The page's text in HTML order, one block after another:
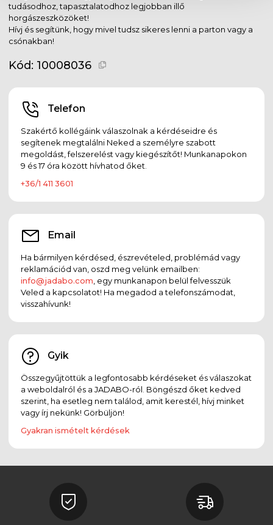
tudásodhoz, tapasztalatodhoz legjobban illő
horgászeszközöket!
Hívj és segítünk, hogy mivel tudsz sikeres lenni a parton vagy a
csónakban!
Kód: 10008036
Telefon
Szakértő kollégáink válaszolnak a kérdéseidre és
segítenek megtalálni Neked a személyre szabott
megoldást, felszerelést vagy kiegészítőt! Munkanapokon
9 és 17 óra között hívhatod őket.
+36/1 411 3601
Email
Ha bármilyen kérdésed, észrevételed, problémád vagy
reklamációd van, oszd meg velünk emailben:
info@jadabo.com , egy munkanapon belül felvesszük
Veled a kapcsolatot! Ha megadod a telefonszámodat,
visszahívunk!
Gyik
Összegyűjtöttük a legfontosabb kérdéseket és válaszokat
a weboldalról és a JADABO-ról. Böngészd őket kedved
szerint, ha esetleg nem találod, amit kerestél, hívj minket
vagy írj nekünk! Görbüljön!
Gyakran ismételt kérdések